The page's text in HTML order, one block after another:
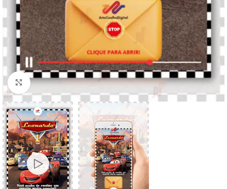
Clique para ampliar